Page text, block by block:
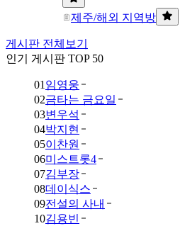
제주/해외 지역방
게시판 전체보기
인기 게시판 TOP 50
01 임영웅
02금타는 금요일
03변우석
04박지현
05이찬원
06미스트롯4
07김부장
08데이식스
09전설의 사내
10김용빈